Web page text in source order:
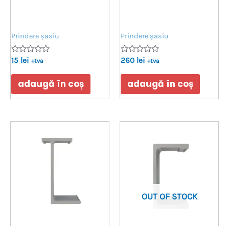
Prindere șasiu
Evaluat
0
din
15 lei +tva
adaugă în coș
Prindere șasiu
Evaluat
0
din
260 lei +tva
adaugă în coș
OUT OF STOCK